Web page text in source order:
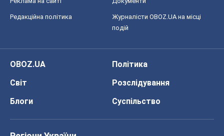
Редакційна політика
Журналісти OBOZ.UA на місці
подій
OBOZ.UA
Політика
Світ
Розслідування
Блоги
Суспільство